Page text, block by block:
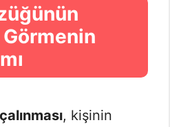
Görmenin
, kişinin